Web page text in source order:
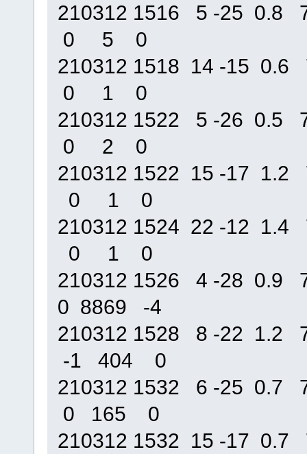
210312 1516 5 -25
0 5 0
210312 1518 14 -15
0 1 0
210312 1522 5 -26
0 2 0
210312 1522 15 -17
0 1 0
210312 1524 22 -12
0 1 0
210312 1526 4 -28
0 8869 -4
210312 1528 8 -22
-1 404 0
210312 1532 6 -25
0 165 0
210312 1532 15 -17